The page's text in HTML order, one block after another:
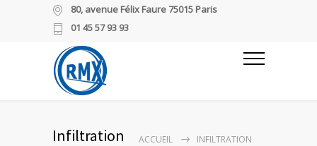
80, avenue Félix Faure 75015 Paris
01 45 57 93 93
Infiltration ACCUEIL INFILTRATION